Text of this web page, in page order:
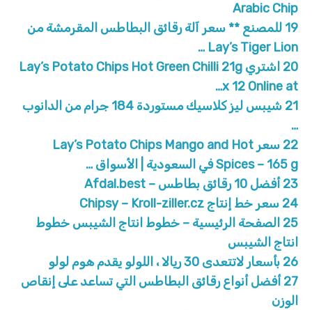
Arabic Chip
19 للمصنع ** سعر آلة رقائق البطاطس المقرمشة من
Lay’s Tiger Lion …
20
اشتري Lay’s Potato Chips Hot Green Chilli 21g
x 12 Online at…
21
شيبس ليز كلاسيك مستوردة 184 جرام من الدانوب
…
22
سعر Lay’s Potato Chips Mango and Hot
Spices – 165 g في السعودية | الأسواق …
23 أفضل 10 رقائق بطاطس – Afdal.best
24 سعر خط إنتاج Chipsy – Kroll-ziller.cz
25 الصفحة الرئيسية – خطوط انتاج الشيبس خطوط
انتاج الشيبس
26 بأسعار لاتتعدى 30 ريالا ، اللولو يقدم هوم لولو
27 أفضل أنواع رقائق البطاطس التي تساعد على إنقاص
الوزن